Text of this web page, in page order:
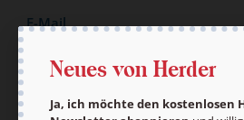
E-Mail
Neues von Herder
Ja, ich möchte den kostenlosen